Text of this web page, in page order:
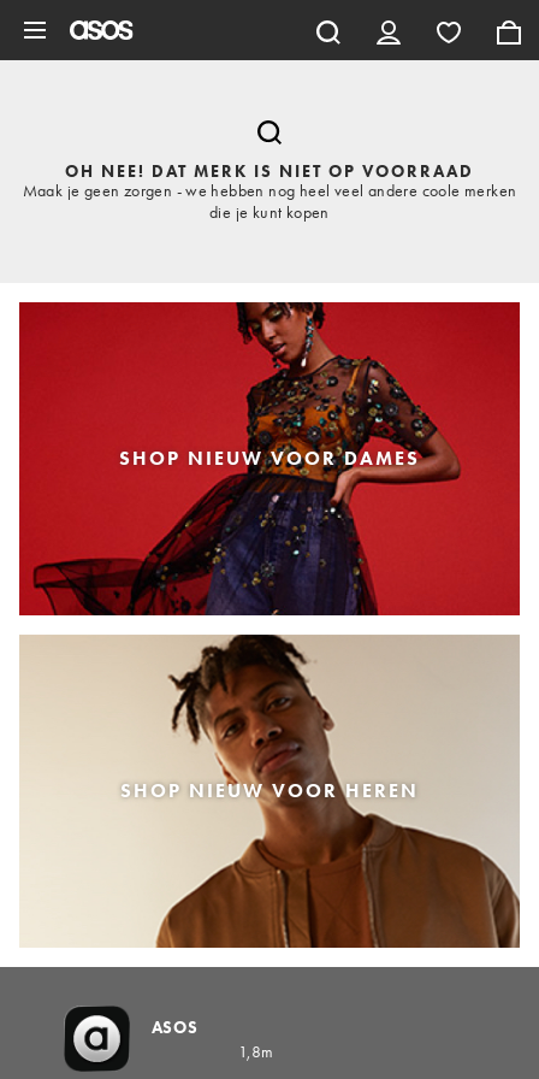
OH NEE! DAT MERK IS NIET OP VOORRAAD
Maak je geen zorgen - we hebben nog heel veel andere coole merken
die je kunt kopen
SHOP NIEUW VOOR DAMES
SHOP NIEUW VOOR HEREN
ASOS
1,8m